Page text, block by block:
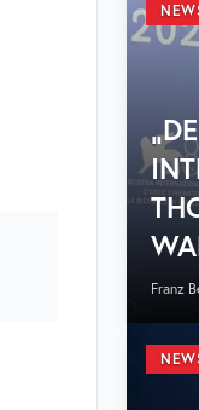
Franz